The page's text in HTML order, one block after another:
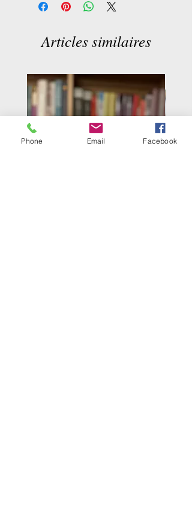
ISBN-13 ‏ : ‎ 979-1031807805
Articles similaires
Phone Email Facebook